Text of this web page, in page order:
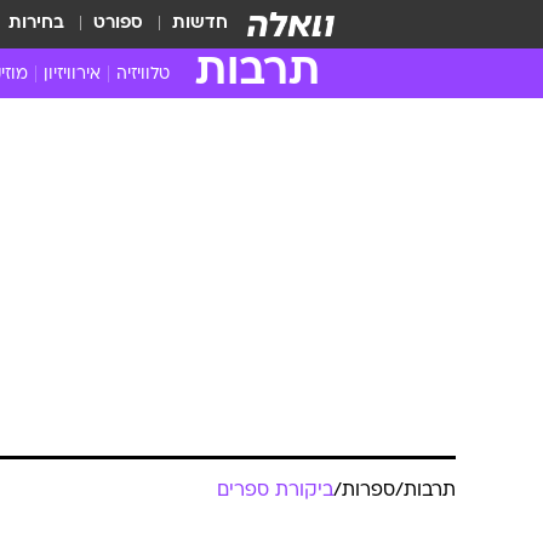
חדשות ספורט בחירות
תרבות טלוויזיה אירוויזיון
תרבות/ספרות/ביקורת ספרים